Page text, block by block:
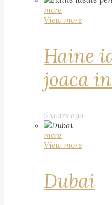
more
View more
Haine
joaca
5 years ago
more
View more
Dubai